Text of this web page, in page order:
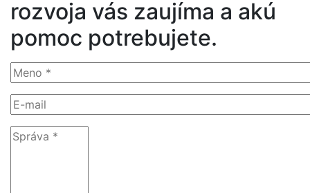
rozvoja vás zaujíma a akú
pomoc potrebujete.